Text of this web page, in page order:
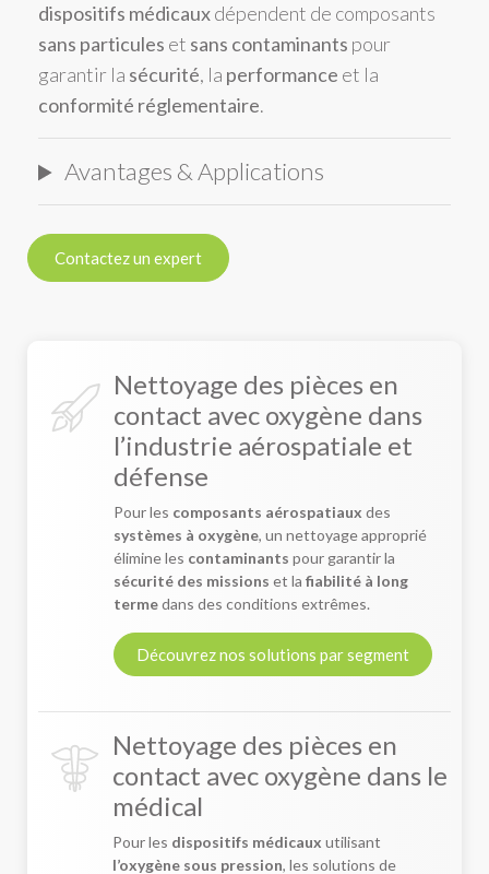
dispositifs médicauxdépendent de composants
sans particules et sans contaminants pour
garantir la sécurité, la performance et la
conformité réglementaire.
Avantages & Applications
Contactez un expert
Nettoyage des pièces en
contact avec oxygène dans
l’industrie aérospatiale et
défense
Pour les composants aérospatiaux des
systèmes à oxygène, un nettoyage approprié
élimine les contaminants pour garantir la
sécurité des missions et la fiabilité à long
termedans des conditions extrêmes.
Découvrez nos solutions par segment
Nettoyage des pièces en
contact avec oxygène dans le
médical
Pour les dispositifs médicaux utilisant
l’oxygène sous pression, les solutions de